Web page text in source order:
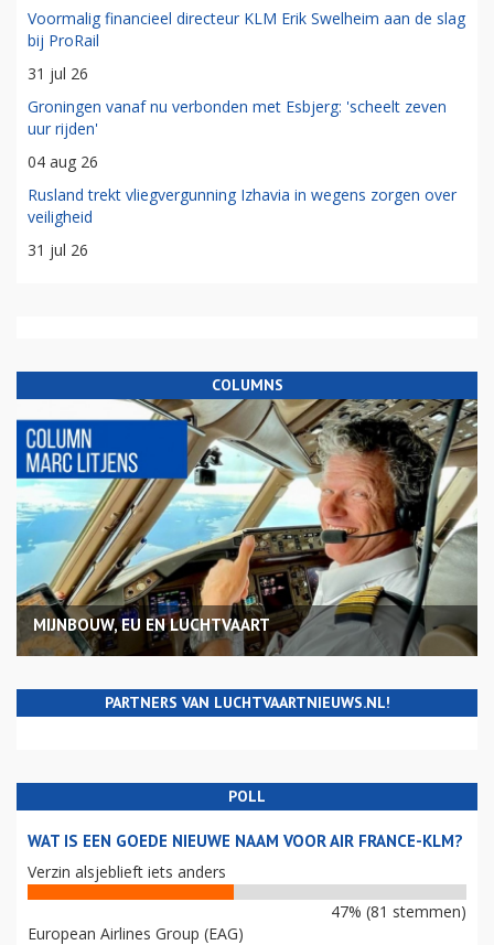
Voormalig financieel directeur KLM Erik Swelheim aan de slag
bij ProRail
31 jul 26
Groningen vanaf nu verbonden met Esbjerg: 'scheelt zeven
uur rijden'
04 aug 26
Rusland trekt vliegvergunning Izhavia in wegens zorgen over
veiligheid
31 jul 26
COLUMNS
MIJNBOUW, EU EN LUCHTVAART
PARTNERS VAN LUCHTVAARTNIEUWS.NL!
POLL
WAT IS EEN GOEDE NIEUWE NAAM VOOR AIR FRANCE-KLM?
Verzin alsjeblieft iets anders
47% (81 stemmen)
European Airlines Group (EAG)